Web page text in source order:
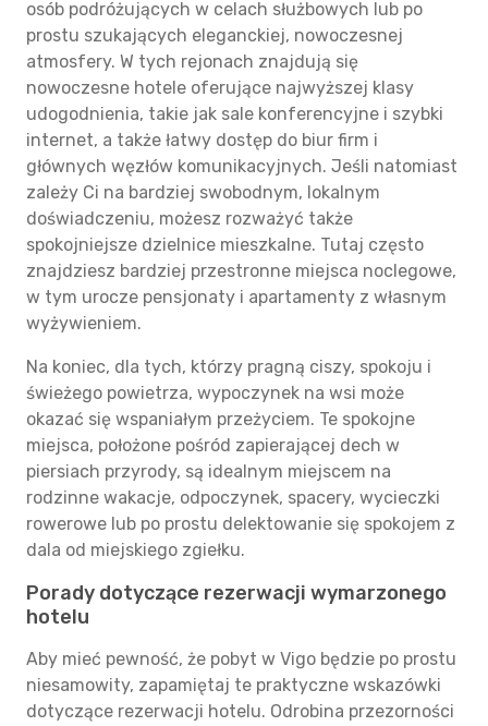
osób podróżujących w celach służbowych lub po
prostu szukających eleganckiej, nowoczesnej
atmosfery. W tych rejonach znajdują się
nowoczesne hotele oferujące najwyższej klasy
udogodnienia, takie jak sale konferencyjne i szybki
internet, a także łatwy dostęp do biur firm i
głównych węzłów komunikacyjnych. Jeśli natomiast
zależy Ci na bardziej swobodnym, lokalnym
doświadczeniu, możesz rozważyć także
spokojniejsze dzielnice mieszkalne. Tutaj często
znajdziesz bardziej przestronne miejsca noclegowe,
w tym urocze pensjonaty i apartamenty z własnym
wyżywieniem.
Na koniec, dla tych, którzy pragną ciszy, spokoju i
świeżego powietrza, wypoczynek na wsi może
okazać się wspaniałym przeżyciem. Te spokojne
miejsca, położone pośród zapierającej dech w
piersiach przyrody, są idealnym miejscem na
rodzinne wakacje, odpoczynek, spacery, wycieczki
rowerowe lub po prostu delektowanie się spokojem z
dala od miejskiego zgiełku.
Porady dotyczące rezerwacji wymarzonego
hotelu
Aby mieć pewność, że pobyt w Vigo będzie po prostu
niesamowity, zapamiętaj te praktyczne wskazówki
dotyczące rezerwacji hotelu. Odrobina przezorności